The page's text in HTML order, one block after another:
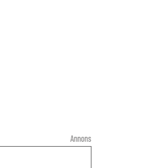
Annons